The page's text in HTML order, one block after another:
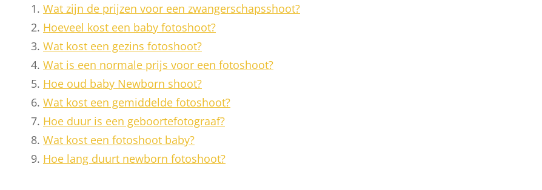
Wat zijn de prijzen voor een zwangerschapsshoot?
Hoeveel kost een baby fotoshoot?
Wat kost een gezins fotoshoot?
Wat is een normale prijs voor een fotoshoot?
Hoe oud baby Newborn shoot?
Wat kost een gemiddelde fotoshoot?
Hoe duur is een geboortefotograaf?
Wat kost een fotoshoot baby?
Hoe lang duurt newborn fotoshoot?